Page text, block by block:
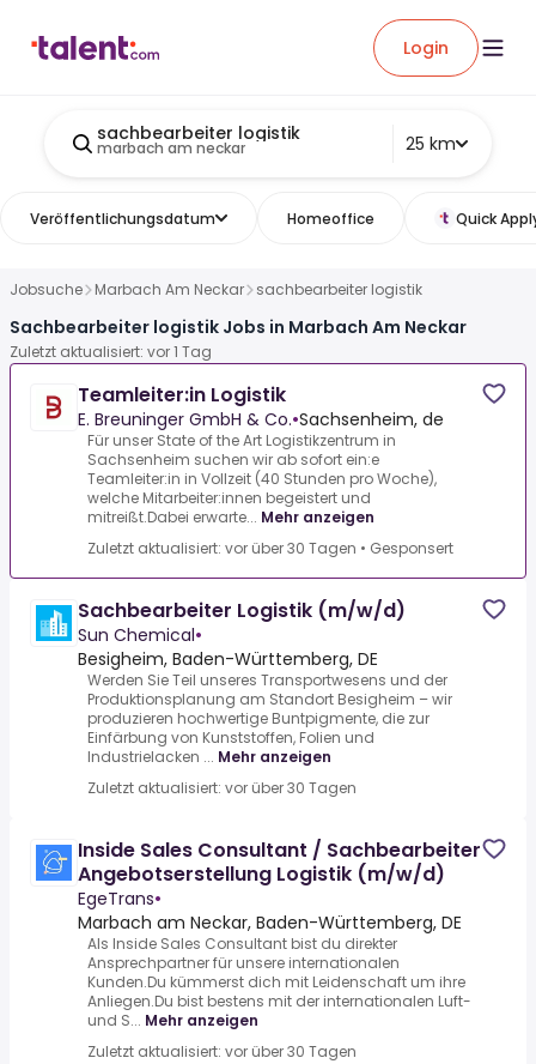
Login
sachbearbeiter logistik
marbach am neckar 25 km
Veröffentlichungsdatum Homeoffice Quick
Jobsuche Marbach Am Neckar sachbearbeiter logistik
Sachbearbeiter logistik Jobs in Marbach Am Neckar
Zuletzt aktualisiert: vor 1 Tag
Teamleiter:in Logistik
E. Breuninger GmbH & Co.•Sachsenheim, de
Für unser State of the Art Logistikzentrum in
Sachsenheim suchen wir ab sofort ein:e
Teamleiter:in in Vollzeit (40 Stunden pro Woche),
welche Mitarbeiter:innen begeistert und
mitreißt.Dabei erwarte... Mehr anzeigen
Zuletzt aktualisiert: vor über 30 Tagen • Gesponsert
Sachbearbeiter Logistik (m/w/d)
Sun Chemical•
Besigheim, Baden-Württemberg, DE
Werden Sie Teil unseres Transportwesens und der
Produktionsplanung am Standort Besigheim – wir
produzieren hochwertige Buntpigmente, die zur
Einfärbung von Kunststoffen, Folien und
Industrielacken ... Mehr anzeigen
Zuletzt aktualisiert: vor über 30 Tagen
Inside Sales Consultant / Sachbearbeiter
Angebotserstellung Logistik (m/w/d)
EgeTrans•
Marbach am Neckar, Baden-Württemberg, DE
Als Inside Sales Consultant bist du direkter
Ansprechpartner für unsere internationalen
Kunden.Du kümmerst dich mit Leidenschaft um ihre
Anliegen.Du bist bestens mit der internationalen Luft-
und S... Mehr anzeigen
Zuletzt aktualisiert: vor über 30 Tagen